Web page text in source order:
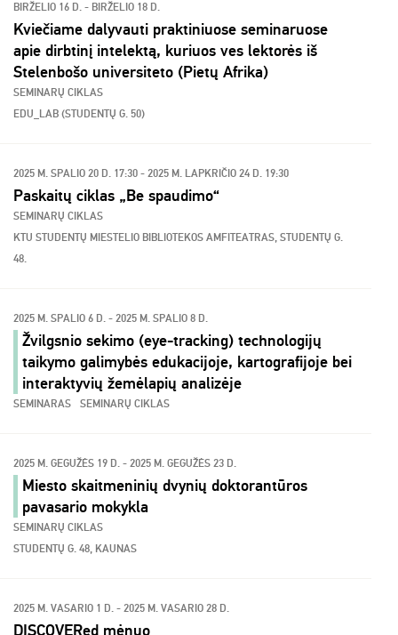
BIRŽELIO 16 D. - BIRŽELIO 18 D.
Kviečiame dalyvauti praktiniuose seminaruose
apie dirbtinį intelektą, kuriuos ves lektorės iš
Stelenbošo universiteto (Pietų Afrika)
SEMINARŲ CIKLAS
EDU_LAB (STUDENTŲ G. 50)
2025 M. SPALIO 20 D. 17:30 - 2025 M. LAPKRIČIO 24 D. 19:30
Paskaitų ciklas „Be spaudimo“
SEMINARŲ CIKLAS
KTU STUDENTŲ MIESTELIO BIBLIOTEKOS AMFITEATRAS, STUDENTŲ G.
48.
2025 M. SPALIO 6 D. - 2025 M. SPALIO 8 D.
Žvilgsnio sekimo (eye-tracking) technologijų
taikymo galimybės edukacijoje, kartografijoje bei
interaktyvių žemėlapių analizėje
SEMINARAS SEMINARŲ CIKLAS
2025 M. GEGUŽĖS 19 D. - 2025 M. GEGUŽĖS 23 D.
Miesto skaitmeninių dvynių doktorantūros
pavasario mokykla
SEMINARŲ CIKLAS
STUDENTŲ G. 48, KAUNAS
2025 M. VASARIO 1 D. - 2025 M. VASARIO 28 D.
DISCOVERed mėnuo